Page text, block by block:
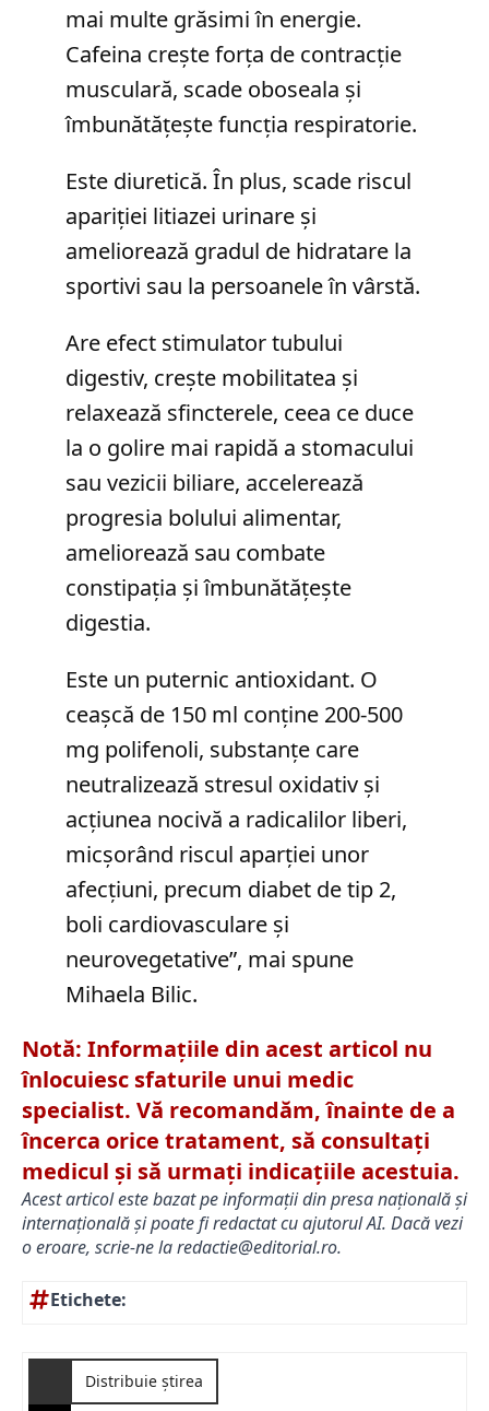
mai multe grăsimi în energie.
Cafeina crește forța de contracție
musculară, scade oboseala și
îmbunătățește funcția respiratorie.
Este diuretică. În plus, scade riscul
apariției litiazei urinare și
ameliorează gradul de hidratare la
sportivi sau la persoanele în vârstă.
Are efect stimulator tubului
digestiv, crește mobilitatea și
relaxează sfincterele, ceea ce duce
la o golire mai rapidă a stomacului
sau vezicii biliare, accelerează
progresia bolului alimentar,
ameliorează sau combate
constipația și îmbunătățește
digestia.
Este un puternic antioxidant. O
ceașcă de 150 ml conține 200-500
mg polifenoli, substanțe care
neutralizează stresul oxidativ și
acțiunea nocivă a radicalilor liberi,
micșorând riscul aparției unor
afecțiuni, precum diabet de tip 2,
boli cardiovasculare și
neurovegetative”, mai spune
Mihaela Bilic.
Notă: Informațiile din acest articol nu
înlocuiesc sfaturile unui medic
specialist. Vă recomandăm, înainte de a
încerca orice tratament, să consultați
medicul și să urmați indicațiile acestuia.
Acest articol este bazat pe informații din presa națională și
internațională și poate fi redactat cu ajutorul AI. Dacă vezi
o eroare, scrie-ne laredactie@editorial.ro.
Etichete:
Distribuie știrea